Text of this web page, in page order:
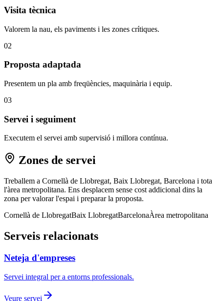
Visita tècnica
Valorem la nau, els paviments i les zones crítiques.
02
Proposta adaptada
Presentem un pla amb freqüències, maquinària i equip.
03
Servei i seguiment
Executem el servei amb supervisió i millora contínua.
Zones de servei
Treballem a Cornellà de Llobregat, Baix Llobregat, Barcelona i tota
l'àrea metropolitana. Ens desplacem sense cost addicional dins la
zona per valorar l'espai i preparar la proposta.
Cornellà de LlobregatBaix LlobregatBarcelonaÀrea metropolitana
Serveis relacionats
Neteja d'empreses
Servei integral per a entorns professionals.
Veure servei